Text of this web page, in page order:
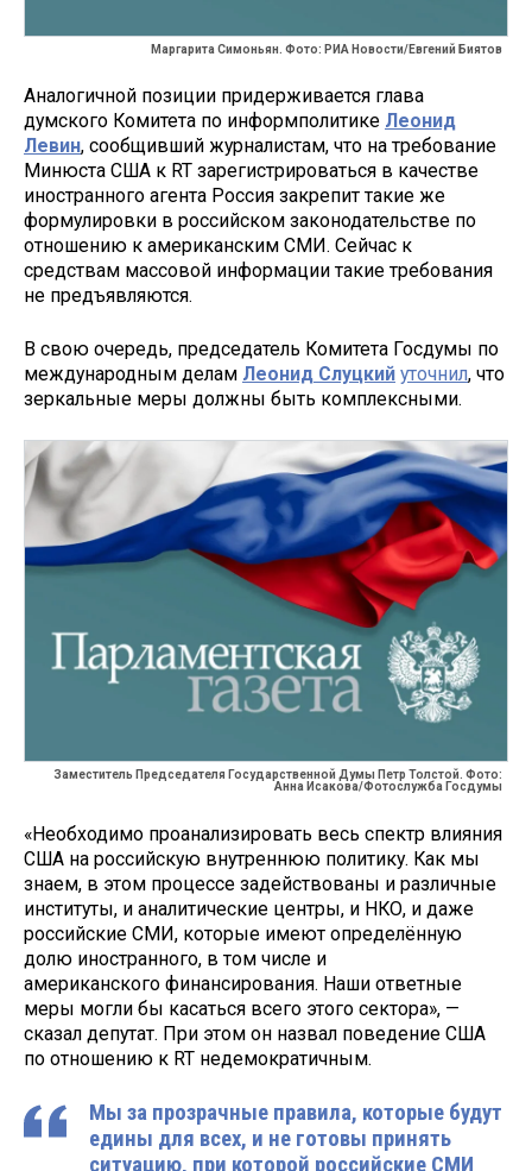
Маргарита Симоньян. Фото: РИА Новости/Евгений Биятов
Аналогичной позиции придерживается глава
думского Комитета по информполитике Леонид
Левин, сообщивший журналистам, что на требование
Минюста США к RT зарегистрироваться в качестве
иностранного агента Россия закрепит такие же
формулировки в российском законодательстве по
отношению к американским СМИ. Сейчас к
средствам массовой информации такие требования
не предъявляются.
В свою очередь, председатель Комитета Госдумы по
международным делам Леонид Слуцкий уточнил, что
зеркальные меры должны быть комплексными.
Заместитель Председателя Государственной Думы Петр Толстой. Фото:
Анна Исакова/Фотослужба Госдумы
«Необходимо проанализировать весь спектр влияния
США на российскую внутреннюю политику. Как мы
знаем, в этом процессе задействованы и различные
институты, и аналитические центры, и НКО, и даже
российские СМИ, которые имеют определённую
долю иностранного, в том числе и
американского финансирования. Наши ответные
меры могли бы касаться всего этого сектора», —
сказал депутат. При этом он назвал поведение США
по отношению к RT недемократичным.
Мы за прозрачные правила, которые будут
едины для всех, и не готовы принять
ситуацию, при которой российские СМИ